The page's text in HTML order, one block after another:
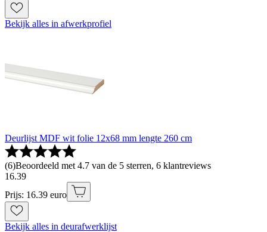
Bekijk alles in afwerkprofiel
Deurlijst MDF wit folie 12x68 mm lengte 260 cm
(6)Beoordeeld met 4.7 van de 5 sterren, 6 klantreviews
16.39
Prijs: 16.39 euro
Bekijk alles in deurafwerklijst